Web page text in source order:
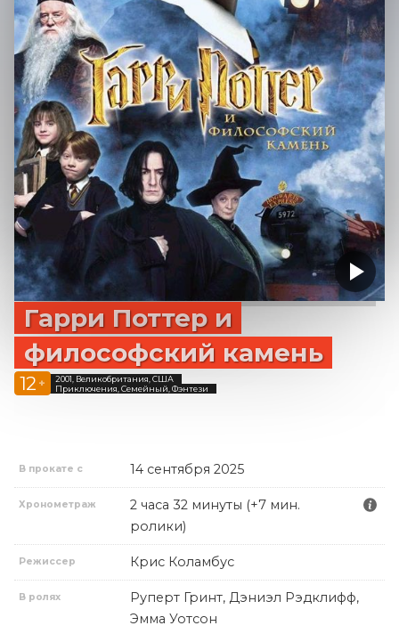
Гарри Поттер и
философский камень
12 +
2001, Великобритания, США
Приключения, Семейный, Фэнтези
В прокате с 14 сентября 2025
Хронометраж
2 часа 32 минуты (+7 мин.
ролики)
Режиссер Крис Коламбус
В ролях
Руперт Гринт, Дэниэл Рэдклифф,
Эмма Уотсон